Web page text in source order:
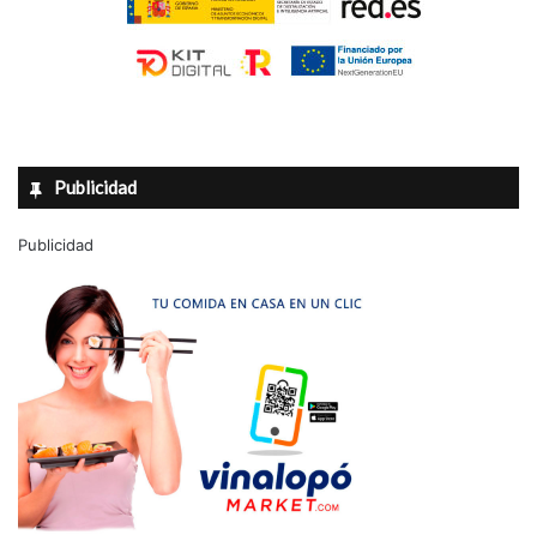
Publicidad
Publicidad